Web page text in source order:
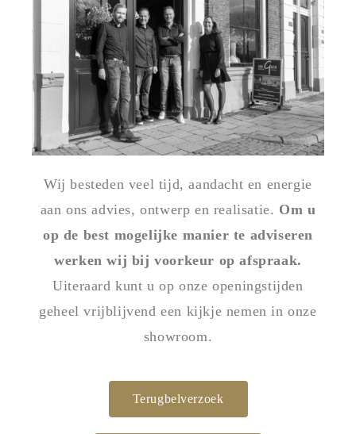
Wij besteden veel tijd, aandacht en energie
aan ons advies, ontwerp en realisatie. Om u
op de best mogelijke manier te adviseren
werken wij bij voorkeur op afspraak.
Uiteraard kunt u op onze openingstijden
geheel vrijblijvend een kijkje nemen in onze
showroom.
Terugbelverzoek